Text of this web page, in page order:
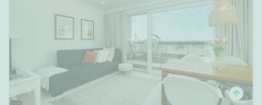
Rakennusvuosi
Uudiskohteet
Vain uudiskohteet Ei uudiskohteita